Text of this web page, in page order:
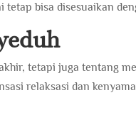
bisa disesuaikan
tetapi juga tentang
relaksasi dan